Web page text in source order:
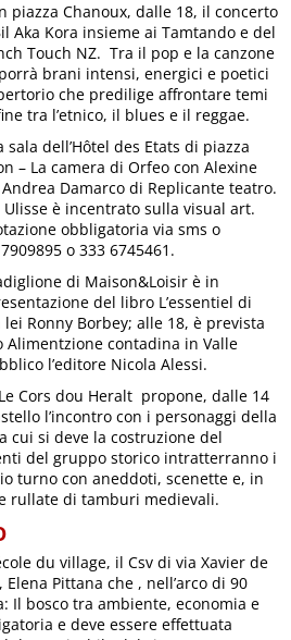
piazza Chanoux, dalle 18, il concerto
Aka Kora insieme ai Tamtando e del
Touch NZ. Tra il pop e la canzone
brani intensi, energici e poetici
che predilige affrontare temi
tra l’etnico, il blues e il reggae.
sala dell’Hôtel des Etats di piazza
– La camera di Orfeo con Alexine
Damarco di Replicante teatro.
è incentrato sulla visual art.
obbligatoria via sms o
o 333 6745461.
di Maison&Loisir è in
del libro L’essentiel di
Ronny Borbey; alle 18, è prevista
contadina in Valle
l’editore Nicola Alessi.
Cors dou Heralt propone, dalle 14
l’incontro con i personaggi della
cui si deve la costruzione del
del gruppo storico intratterranno i
turno con aneddoti, scenette e, in
rullate di tamburi medievali.
du village, il Csv di via Xavier de
Pittana che , nell’arco di 90
Il bosco tra ambiente, economia e
e deve essere effettuata